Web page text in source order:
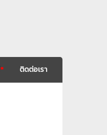
* ติดต่อเรา